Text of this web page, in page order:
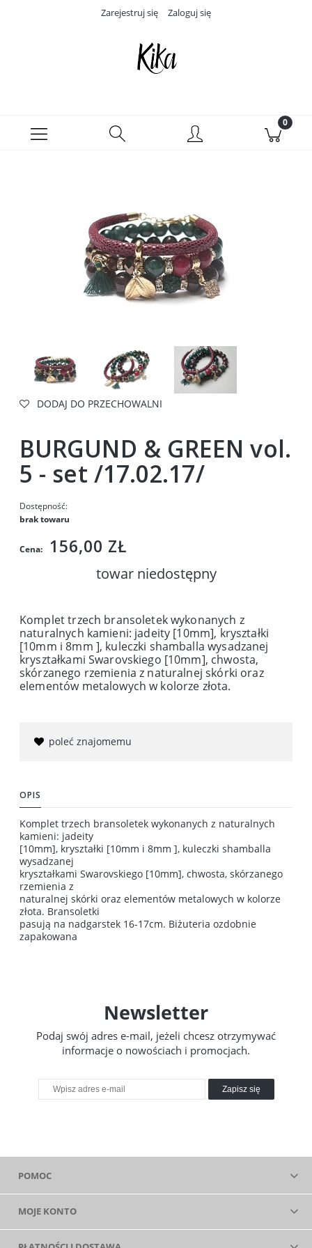
Zarejestruj się Zaloguj się
DODAJ DO PRZECHOWALNI
BURGUND & GREEN vol.
5 - set /17.02.17/
Dostępność:
brak towaru
Cena: 156,00 ZŁ
towar niedostępny
Komplet trzech bransoletek wykonanych z
naturalnych kamieni: jadeity [10mm], kryształki
[10mm i 8mm ], kuleczki shamballa wysadzanej
kryształkami Swarovskiego [10mm], chwosta,
skórzanego rzemienia z naturalnej skórki oraz
elementów metalowych w kolorze złota.
poleć znajomemu
OPIS
Komplet trzech bransoletek wykonanych z naturalnych
kamieni: jadeity
[10mm], kryształki [10mm i 8mm ], kuleczki shamballa
wysadzanej
kryształkami Swarovskiego [10mm], chwosta, skórzanego
rzemienia z
naturalnej skórki oraz elementów metalowych w kolorze
złota. Bransoletki
pasują na nadgarstek 16-17cm. Biżuteria ozdobnie
zapakowana
Newsletter
Podaj swój adres e-mail, jeżeli chcesz otrzymywać
informacje o nowościach i promocjach.
Zapisz się
POMOC
MOJE KONTO